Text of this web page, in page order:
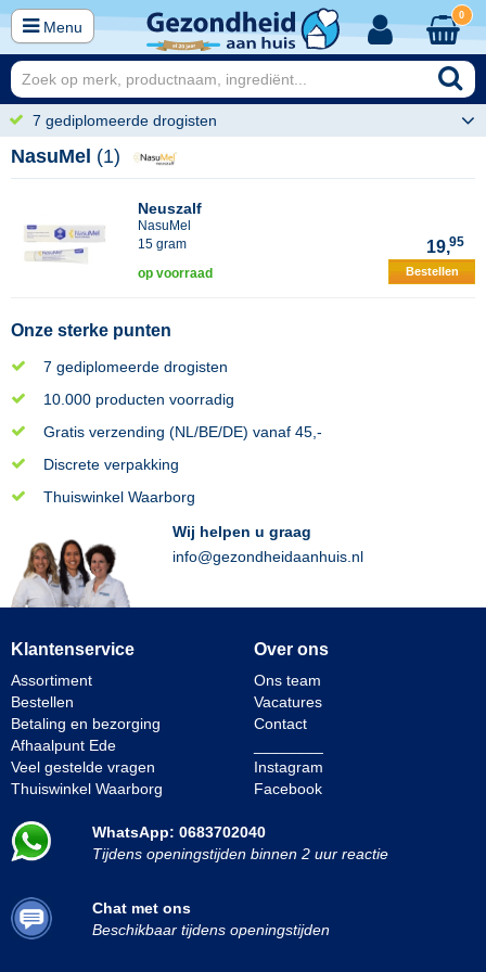
Menu
0
7 gediplomeerde drogisten
NasuMel (1)
Neuszalf
NasuMel
15 gram
19,95
op voorraad Bestellen
Onze sterke punten
7 gediplomeerde drogisten
10.000 producten voorradig
Gratis verzending (NL/BE/DE) vanaf 45,-
Discrete verpakking
Thuiswinkel Waarborg
Wij helpen u graag
info@gezondheidaanhuis.nl
Klantenservice
Assortiment
Bestellen
Betaling en bezorging
Afhaalpunt Ede
Veel gestelde vragen
Thuiswinkel Waarborg
Over ons
Ons team
Vacatures
Contact
Instagram
Facebook
WhatsApp: 0683702040
Tijdens openingstijden binnen 2 uur reactie
Chat met ons
Beschikbaar tijdens openingstijden